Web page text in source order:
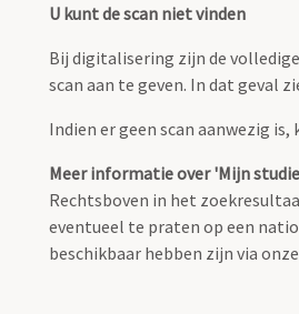
U kunt de scan niet vinden
Bij digitalisering zijn de
scan aan te geven. In dat geval
Indien er geen scan aanwezig
Meer informatie over 'Mijn
Rechtsboven in het
eventueel te praten op een
beschikbaar hebben zijn via